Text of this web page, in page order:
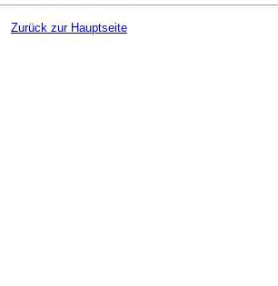
Zurück zur Hauptseite